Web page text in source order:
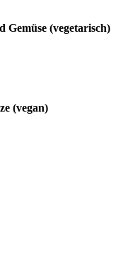
Gemüse (vegetarisch)
(vegan)